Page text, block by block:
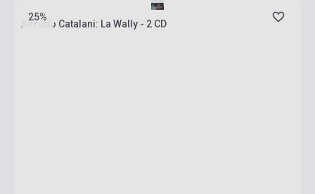
25%
Alfredo Catalani: La Wally - 2 CD